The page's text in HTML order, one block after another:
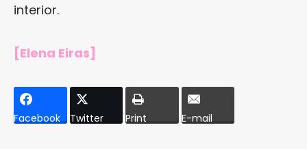
interior.
[Elena Eiras]
Facebook Twitter Print E-mail